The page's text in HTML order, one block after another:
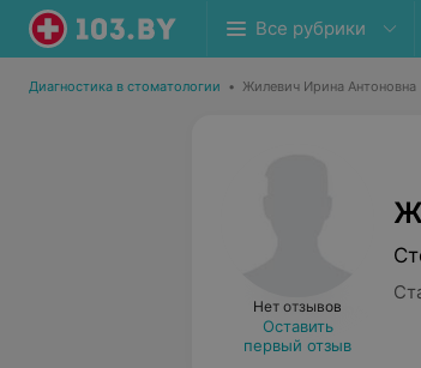
Все рубрики
Диагностика в стоматологии • Жилевич Ирина Антоновна
Нет отзывов
Оставить
первый отзыв